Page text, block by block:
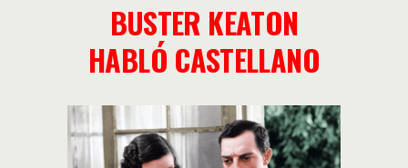
BUSTER KEATON
HABLÓ CASTELLANO